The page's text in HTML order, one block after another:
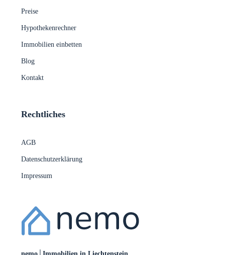
Preise
Hypothekenrechner
Immobilien einbetten
Blog
Kontakt
Rechtliches
AGB
Datenschutzerklärung
Impressum